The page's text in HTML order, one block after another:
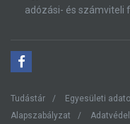
adózási- és számviteli
Tudástár Egyesületi
Alapszabályzat